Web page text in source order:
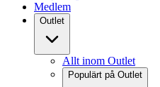
Medlem
Outlet
Allt inom Outlet
Populärt på Outlet